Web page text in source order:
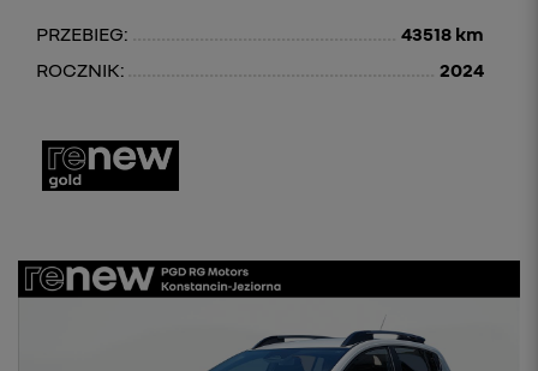
PRZEBIEG:
43518 km
ROCZNIK:
2024